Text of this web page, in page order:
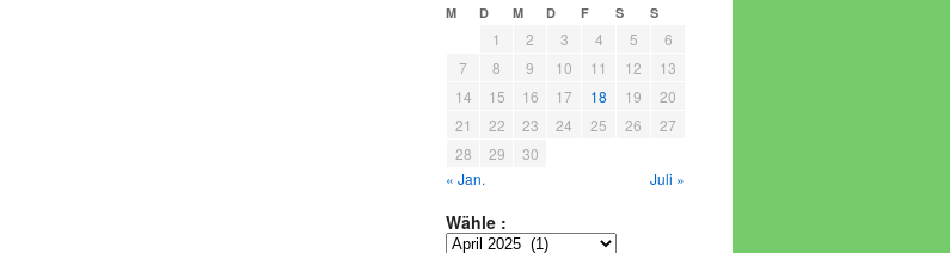
M D M D F S S
1 2 3 4 5
6
7
8 9 10 11 12
13
14
15 16 17 18 19
20
21
22 23 24 25 26
27
28
29
30
« Jan.
Juli »
Wähle :
Wähle